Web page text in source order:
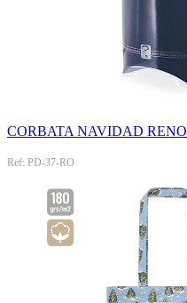
CORBATA NAVIDAD RENO
Ref: PD-37-RO